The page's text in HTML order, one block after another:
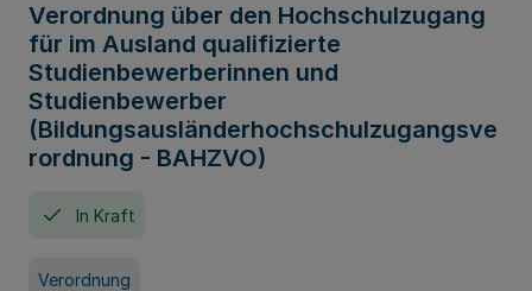
Verordnung über den Hochschulzugang
für im Ausland qualifizierte
Studienbewerberinnen und
Studienbewerber
(Bildungsausländerhochschulzugangsve
rordnung - BAHZVO)
In Kraft
Verordnung